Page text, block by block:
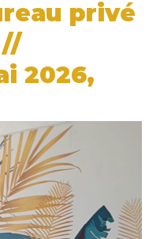
privé
//
2026,